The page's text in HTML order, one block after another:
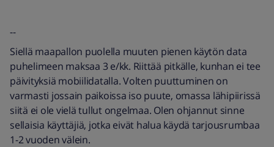
--
Siellä maapallon puolella muuten pienen käytön data
puhelimeen maksaa 3 e/kk. Riittää pitkälle, kunhan ei tee
päivityksiä mobiilidatalla. Volten puuttuminen on
varmasti jossain paikoissa iso puute, omassa lähipiirissä
siitä ei ole vielä tullut ongelmaa. Olen ohjannut sinne
sellaisia käyttäjiä, jotka eivät halua käydä tarjousrumbaa
1-2 vuoden välein.